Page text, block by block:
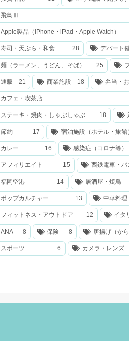
飛鳥Ⅲ
Apple製品（iPhone・iPad・Apple Watch）
寿司・天ぷら・和食 28 デパート
麺（ラーメン、うどん、そば） 25
通販 21 商業施設 18 弁当・
カフェ・喫茶店
ステーキ・焼肉・しゃぶしゃぶ 18
節約 17 宿泊施設（ホテル・旅館
カレー 16 感染症（コロナ等）
アフィリエイト 15 西鉄電車・バ
福岡空港 14 居酒屋・焼鳥
ポップカルチャー 13 中華料理
フィットネス・アウトドア 12 イタ
ANA 8 保険 8 唐揚げ（から
スポーツ 6 カメラ・レンズ